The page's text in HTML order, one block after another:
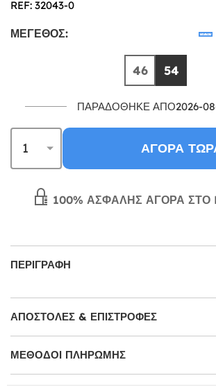
REF: 32043-0
ΜΈΓΕΘΟΣ:
46 54
ΠΑΡΑΔΌΘΗΚΕ ΑΠΌ2026-
ΑΓΟΡΆ
100% ΑΣΦΑΛΉΣ ΑΓΟΡΆ ΣΤΟ
ΠΕΡΙΓΡΑΦΉ
ΑΠΟΣΤΟΛΈΣ & ΕΠΙΣΤΡΟΦΈΣ
ΜΕΘΌΔΟΙ ΠΛΗΡΩΜΉΣ